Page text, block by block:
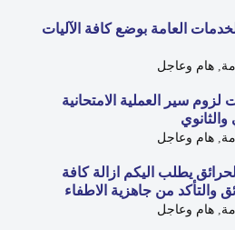
العامة بوضع كافة الآليات
, هام وعاجل
سير العملية الامتحانية
, هام وعاجل
يطلب اليكم ازالة كافة
والتأكد من جاهزية الاطفاء
, هام وعاجل